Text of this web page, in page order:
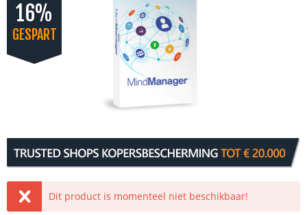
16%
GESPART
Dit product is momenteel niet beschikbaar!